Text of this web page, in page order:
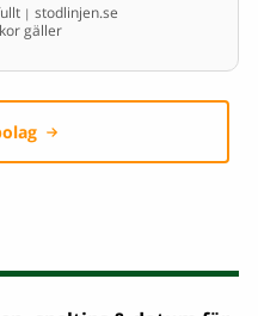
| stodlinjen.se
gäller